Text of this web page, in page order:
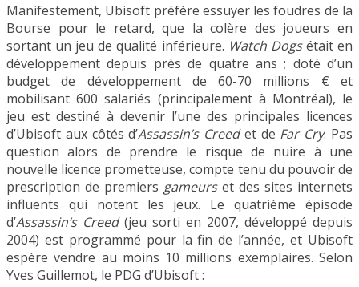
Manifestement, Ubisoft préfère essuyer les foudres de la
Bourse pour le retard, que la colère des joueurs en
sortant un jeu de qualité inférieure. Watch Dogsétait en
développement depuis près de quatre ans ; doté d’un
budget de développement de 60-70 millions € et
mobilisant 600 salariés (principalement à Montréal), le
jeu est destiné à devenir l’une des principales licences
d’Ubisoft aux côtés d’Assassin’s Creedet de Far Cry. Pas
question alors de prendre le risque de nuire à une
nouvelle licence prometteuse, compte tenu du pouvoir de
prescription de premiers gameurset des sites internets
influents qui notent les jeux. Le quatrième épisode
d’Assassin’s Creed (jeu sorti en 2007, développé depuis
2004) est programmé pour la fin de l’année, et Ubisoft
espère vendre au moins 10 millions exemplaires. Selon
Yves Guillemot, le PDG d’Ubisoft :